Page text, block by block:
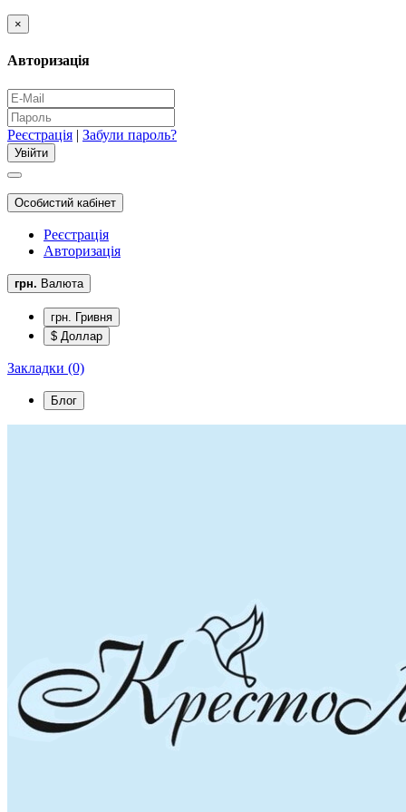
×
Авторизація
Реєстрація | Забули пароль?
Особистий кабінет
Реєстрація
Авторизація
грн. Валюта
грн. Гривня
$ Доллар
Закладки (0)
Блог